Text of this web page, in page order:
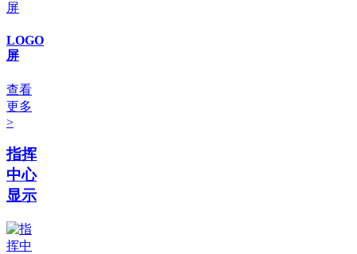
LOGO
屏
查看
更多
>
指挥
中心
显示